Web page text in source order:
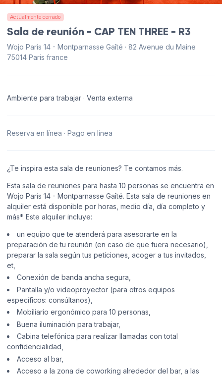
Actualmente cerrado
Sala de reunión - CAP TEN THREE - R3
Wojo París 14 - Montparnasse Gaîté · 82 Avenue du Maine
75014 Paris france
Ambiente para trabajar · Venta externa
Reserva en línea · Pago en línea
¿Te inspira esta sala de reuniones? Te contamos más.
Esta sala de reuniones para hasta 10 personas se encuentra en
Wojo París 14 - Montparnasse Gaîté. Esta sala de reuniones en
alquiler está disponible por horas, medio día, día completo y
más*. Este alquiler incluye:
un equipo que te atenderá para asesorarte en la
preparación de tu reunión (en caso de que fuera necesario),
preparar la sala según tus peticiones, acoger a tus invitados,
et,
Conexión de banda ancha segura,
Pantalla y/o videoproyector (para otros equipos
específicos: consúltanos),
Mobiliario ergonómico para 10 personas,
Buena iluminación para trabajar,
Cabina telefónica para realizar llamadas con total
confidencialidad,
Acceso al bar,
Acceso a la zona de coworking alrededor del bar, a las